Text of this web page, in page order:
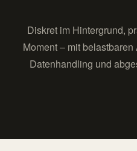
Diskret im Hintergrund,
Moment – mit
Datenhandling und